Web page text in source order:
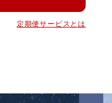
定期便サービスとは